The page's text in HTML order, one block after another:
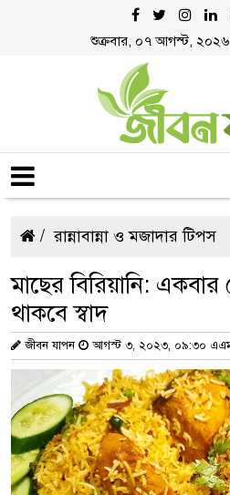
শুক্রবার, ০৭ আগস্ট,
রান্নাবান্না ও মজাদার টিপস
মাছের বিরিয়ানি:
থাকবে স্বাদ
জীবন যাপন আগস্ট ৩, ২০২৩, ০৯:৩০